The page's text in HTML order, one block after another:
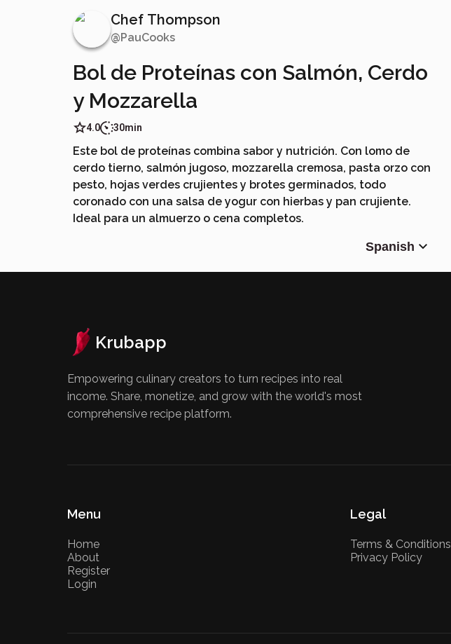
Chef Thompson
@PauCooks
Bol de Proteínas con Salmón, Cerdo
y Mozzarella
4.0 30min
Este bol de proteínas combina sabor y nutrición. Con lomo de
cerdo tierno, salmón jugoso, mozzarella cremosa, pasta orzo con
pesto, hojas verdes crujientes y brotes germinados, todo
coronado con una salsa de yogur con hierbas y pan crujiente.
Ideal para un almuerzo o cena completos.
Spanish
Krubapp
Empowering culinary creators to turn recipes into real
income. Share, monetize, and grow with the world's most
comprehensive recipe platform.
Menu
Home
About
Register
Login
Legal
Terms & Conditions
Privacy Policy